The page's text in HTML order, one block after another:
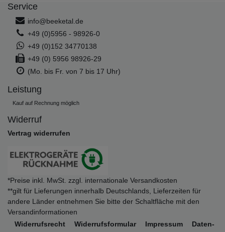
Service
info@beeketal.de
+49 (0)5956 - 98926-0
+49 (0)152 34770138
+49 (0) 5956 98926-29
(Mo. bis Fr. von 7 bis 17 Uhr)
Leistung
Kauf auf Rechnung möglich
Widerruf
Vertrag widerrufen
*Preise inkl. MwSt. zzgl. internationale Versandkosten
**gilt für Lieferungen innerhalb Deutschlands, Lieferzeiten für
andere Länder entnehmen Sie bitte der Schaltfläche mit den
Versandinformationen
Widerrufs­recht
Widerrufs­formular Impressum
Daten­